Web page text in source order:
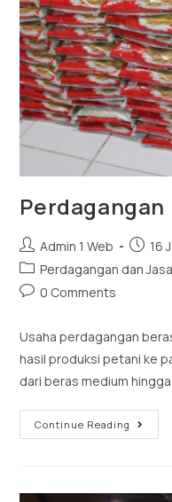
Perdagangan
Admin 1 Web
16
Perdagangan dan Jasa
0 Comments
Usaha perdagangan
hasil produksi petani ke
dari beras medium
Continue Reading